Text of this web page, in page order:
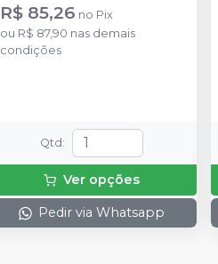
R$ 85,26 no Pix
ou R$ 87,90 nas demais
condições
Qtd :
Ver opções
Pedir via Whatsapp